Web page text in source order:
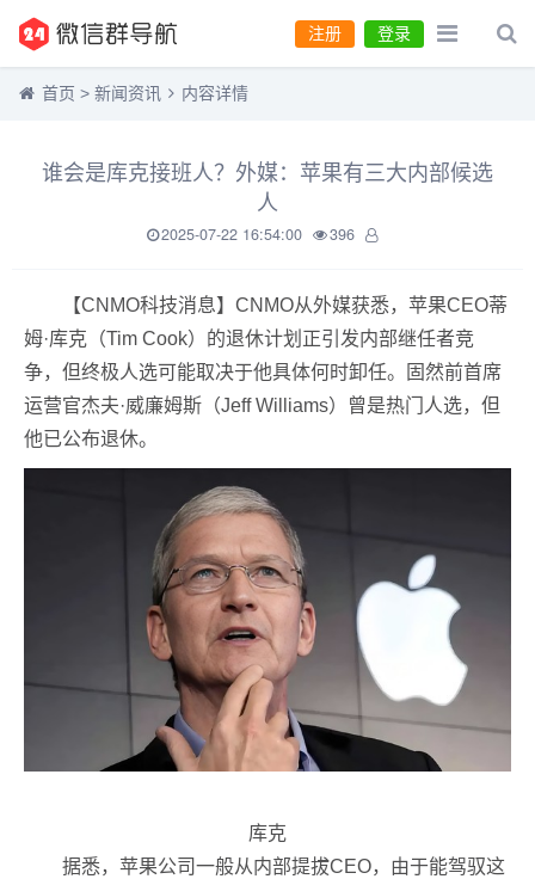
登录
注册
首页 > 新闻资讯 内容详情
谁会是库克接班人？外媒：苹果有三大内部候选
人
2025-07-22 16:54:00 396
【CNMO科技消息】CNMO从外媒获悉，苹果CEO蒂
姆·库克（Tim Cook）的退休计划正引发内部继任者竞
争，但终极人选可能取决于他具体何时卸任。固然前首席
运营官杰夫·威廉姆斯（Jeff Williams）曾是热门人选，但
他已公布退休。
库克
据悉，苹果公司一般从内部提拔CEO，由于能驾驭这